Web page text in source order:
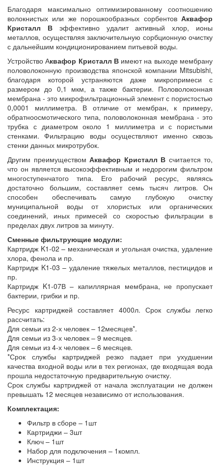
Благодаря максимально оптимизированному соотношению
волокнистых или же порошкообразных сорбентов Аквафор
Кристалл В эффективно удалит активный хлор, ионы
металлов, осуществляя заключительную сорбционную очистку
с дальнейшим кондиционированием питьевой воды.
Устройство Аквафор Кристалл Вимеют на выходе мембрану
половолоконную производства японской компании Mitsubishi,
благодаря которой устраняются даже микропримеси с
размером до 0,1 мкм, а также бактерии. Половолоконная
мембрана - это микрофильтрационный элемент с пористостью
0,0001 миллиметра. В отличие от мембран, к примеру,
обратноосмотического типа, половолоконная мембрана - это
трубка с диаметром около 1 миллиметра и с пористыми
стенками. Фильтрацию воды осуществляют именно сквозь
стенки данных микротрубок.
Другим преимуществом Аквафор Кристалл В считается то,
что он является высокоэффективным и недорогим фильтром
многоступенчатого типа. Его рабочий ресурс, являясь
достаточно большим, составляет семь тысяч литров. Он
способен обеспечивать самую глубокую очистку
муниципальной воды от хлористых или органических
соединений, иных примесей со скоростью фильтрации в
пределах двух литров за минуту.
Сменные фильтрующие модули:
Картридж K1-02 – механическая и угольная очистка, удаление
хлора, фенола и пр.
Картридж K1-03 – удаление тяжелых металлов, пестицидов и
пр.
Картридж K1-07В – капиллярная мембрана, не пропускает
бактерии, грибки и пр.
Ресурс картриджей составляет 4000л. Срок службы легко
рассчитать:
Для семьи из 2-х человек – 12месяцев*.
Для семьи из 3-х человек – 9 месяцев.
Для семьи из 4-х человек – 6 месяцев.
*Срок службы картриджей резко падает при ухудшении
качества входной воды или в тех регионах, где входящая вода
прошла недостаточную предварительную очистку.
Срок службы картриджей от начала эксплуатации не должен
превышать 12 месяцев независимо от использования.
Комплектация:
Фильтр в сборе – 1шт
Картриджи – 3шт
Ключ – 1шт
Набор для подключения – 1компл.
Инструкция – 1шт